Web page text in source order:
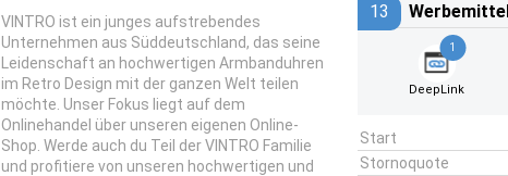
VINTRO ist ein junges aufstrebendes
Unternehmen aus Süddeutschland, das seine
Leidenschaft an hochwertigen Armbanduhren
im Retro Design mit der ganzen Welt teilen
möchte. Unser Fokus liegt auf dem
Onlinehandel über unseren eigenen Online-
Shop. Werde auch du Teil der VINTRO Familie
und profitiere von unseren hochwertigen und
13
1
DeepLink
Start
Stornoquote